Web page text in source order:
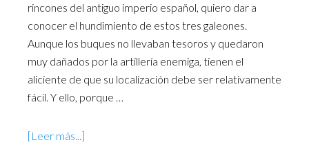
rincones del antiguo imperio español, quiero dar a
conocer el hundimiento de estos tres galeones.
Aunque los buques no llevaban tesoros y quedaron
muy dañados por la artillería enemiga, tienen el
aliciente de que su localización debe ser relativamente
fácil. Y ello, porque …
[Leer más...]